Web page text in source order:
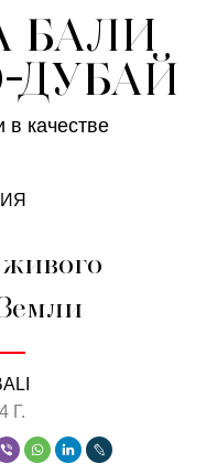
БАЛИ
в качестве
-
Г.